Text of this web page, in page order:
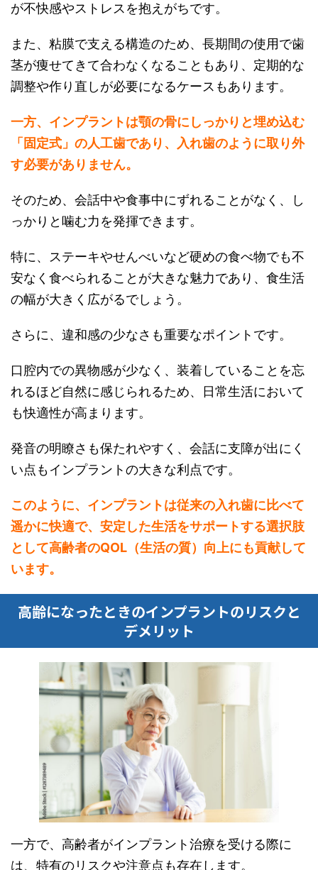
が不快感やストレスを抱えがちです。
また、粘膜で支える構造のため、長期間の使用で歯
茎が痩せてきて合わなくなることもあり、定期的な
調整や作り直しが必要になるケースもあります。
一方、インプラントは顎の骨にしっかりと埋め込む
「固定式」の人工歯であり、入れ歯のように取り外
す必要がありません。
そのため、会話中や食事中にずれることがなく、し
っかりと噛む力を発揮できます。
特に、ステーキやせんべいなど硬めの食べ物でも不
安なく食べられることが大きな魅力であり、食生活
の幅が大きく広がるでしょう。
さらに、違和感の少なさも重要なポイントです。
口腔内での異物感が少なく、装着していることを忘
れるほど自然に感じられるため、日常生活において
も快適性が高まります。
発音の明瞭さも保たれやすく、会話に支障が出にく
い点もインプラントの大きな利点です。
このように、インプラントは従来の入れ歯に比べて
遥かに快適で、安定した生活をサポートする選択肢
として高齢者のQOL（生活の質）向上にも貢献して
います。
高齢になったときのインプラントのリスクと
デメリット
一方で、高齢者がインプラント治療を受ける際に
は、特有のリスクや注意点も存在します。